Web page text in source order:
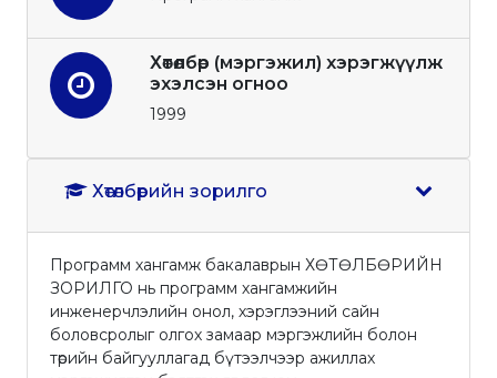
Хөтөлбөр (мэргэжил) хэрэгжүүлж
эхэлсэн огноо
1999
Хөтөлбөрийн зорилго
Программ хангамж бакалаврын ХӨТӨЛБӨРИЙН
ЗОРИЛГО нь программ хангамжийн
инженерчлэлийн онол, хэрэглээний сайн
боловсролыг олгох замаар мэргэжлийн болон
төрийн байгууллагад бүтээлчээр ажиллах